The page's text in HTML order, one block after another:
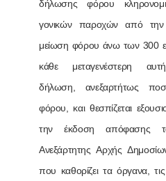
δήλωσης φόρου
γονικών παροχών από την
μείωση φόρου άνω των 300
κάθε μεταγενέστερη
δήλωση, ανεξαρτήτως
φόρου, και θεσπίζεται
την έκδοση απόφασης
Ανεξάρτητης Αρχής
που καθορίζει τα όργανα,